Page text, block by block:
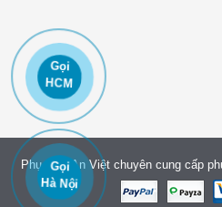
Gọi
Hà Nội
Gọi
HCM
Phụ tùng An Việt chuyên cung cấp